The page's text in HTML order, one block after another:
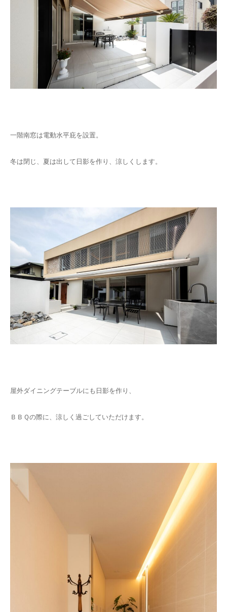
一階南窓は電動水平庇を設置。
冬は閉じ、夏は出して日影を作り、涼しくします。
屋外ダイニングテーブルにも日影を作り、
ＢＢＱの際に、涼しく過ごしていただけます。